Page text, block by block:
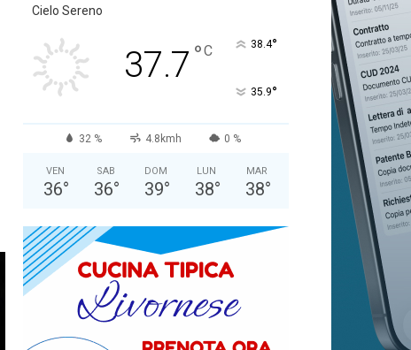
Cielo Sereno
37.7 °C 38.4°
35.9°
32 % 4.8kmh 0 %
VEN
36°
SAB
36°
DOM
39°
LUN
38°
MAR
38°